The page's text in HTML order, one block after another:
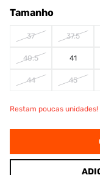
Tamanho
37 37.5
40.5 41
44 45
Restam poucas unidades!